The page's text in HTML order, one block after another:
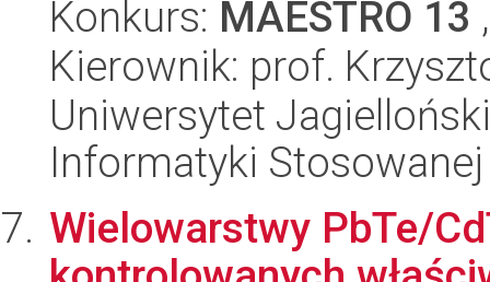
Konkurs: MAESTRO 13
Kierownik: prof.
Uniwersytet
Informatyki Stosowanej
Wielowarstwy PbTe/